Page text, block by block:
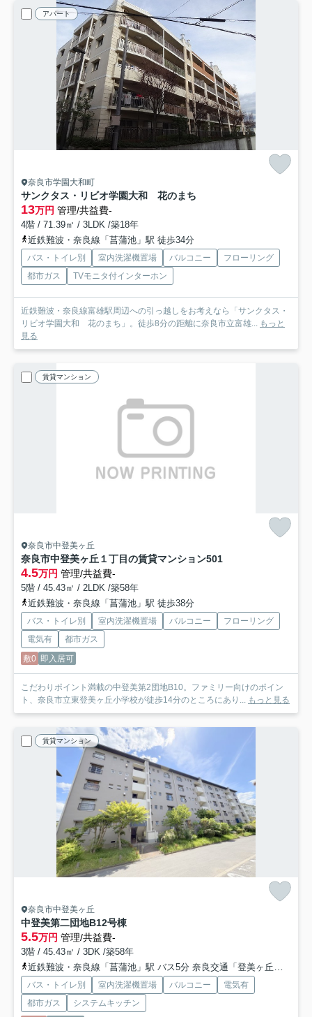
アパート
奈良市学園大和町
サンクタス・リビオ学園大和 花のまち
13万円 管理/共益費-
4階 / 71.39㎡ / 3LDK /築18年
近鉄難波・奈良線「菖蒲池」駅 徒歩34分
バス・トイレ別 室内洗濯機置場 バルコニー
フローリング
都市ガス
TVモニタ付インターホン
近鉄難波・奈良線富雄駅周辺への引っ越しをお考えなら「サンクタス・
リビオ学園大和 花のまち」。徒歩8分の距離に奈良市立富雄... もっと
見る
賃貸マンション
奈良市中登美ヶ丘
奈良市中登美ヶ丘１丁目の賃貸マンション501
4.5万円 管理/共益費-
5階 / 45.43㎡ / 2LDK /築58年
近鉄難波・奈良線「菖蒲池」駅 徒歩38分
バス・トイレ別 室内洗濯機置場 バルコニー
フローリング
電気有
都市ガス
敷0 即入居可
こだわりポイント満載の中登美第2団地B10。ファミリー向けのポイン
ト、奈良市立東登美ヶ丘小学校が徒歩14分のところにあり... もっと見る
賃貸マンション
奈良市中登美ヶ丘
中登美第二団地B12号棟
5.5万円 管理/共益費-
3階 / 45.43㎡ / 3DK /築58年
近鉄難波・奈良線「菖蒲池」駅 バス5分 奈良交通「登美ヶ丘三丁目」 停歩7分
バス・トイレ別 室内洗濯機置場 バルコニー
電気有
都市ガス
システムキッチン